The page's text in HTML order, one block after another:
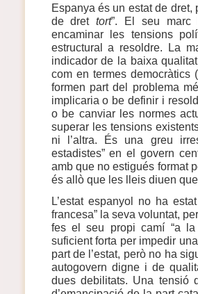
Espanya és un estat de dret,
de drettort”. El seu marc
encaminar les tensions
estructural a resoldre. La
indicador de la baixa
com en termes
formen part del problema
implicaria o be definir i
o be canviar les normes
superar les tensions
ni l’altra. És una greu
estadistes” en el govern
amb que no estigués format
és allò que les lleis diuen
L’estat espanyol no ha
francesa” la seva voluntat,
fes el seu propi camí “a la
suficient forta per impedir
part de l’estat, però no ha
autogovern digne i de
dues debilitats. Una tensió